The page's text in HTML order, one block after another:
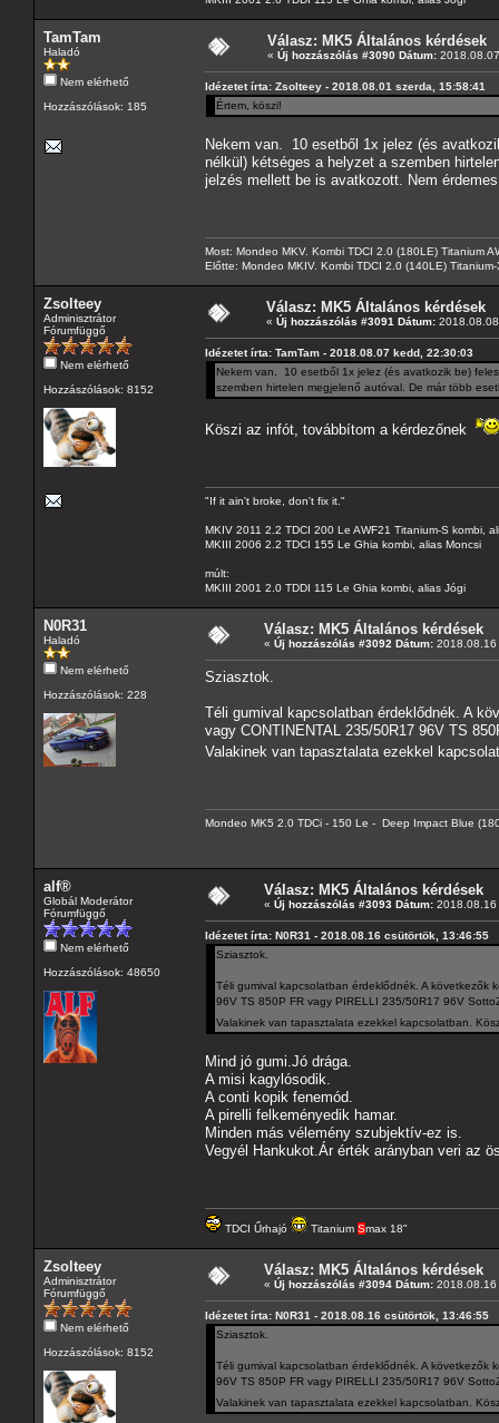
TamTam
Haladó
Nem elérhető
Hozzászólások: 185
Válasz: MK5 Általános kérdések
« Új hozzászólás #3090 Dátum:
Idézetet írta: Zsolteey - 2018.08.01 szerda, 15:58:41
Értem, köszi!
Nekem van. 10 esetből 1x jelez (és
nélkül) kétséges a helyzet a szemben
jelzés mellett be is avatkozott. Nem
Most: Mondeo MKV. Kombi TDCI 2.0 (180LE) Titanium
Előtte: Mondeo MKIV. Kombi TDCI 2.0 (140LE)
Zsolteey
Adminisztrátor
Fórumfüggő
Nem elérhető
Hozzászólások: 8152
Válasz: MK5 Általános kérdések
« Új hozzászólás #3091 Dátum:
Idézetet írta: TamTam - 2018.08.07 kedd, 22:30:03
Nekem van. 10 esetből 1x jelez (és avatkozik be)
szemben hirtelen megjelenő autóval. De már több
Köszi az infót, továbbítom a kérdezőnek
"If it ain't broke, don't fix it."
MKIV 2011 2.2 TDCI 200 Le AWF21 Titanium-S kombi,
MKIII 2006 2.2 TDCI 155 Le Ghia kombi, alias Moncsi
múlt:
MKIII 2001 2.0 TDDI 115 Le Ghia kombi, alias Jógi
N0R31
Haladó
Nem elérhető
Hozzászólások: 228
Válasz: MK5 Általános kérdések
« Új hozzászólás #3092 Dátum: 2018.08.16
Sziasztok.
Téli gumival kapcsolatban érdeklődnék. A
vagy CONTINENTAL 235/50R17 96V TS
Valakinek van tapasztalata ezekkel
Mondeo MK5 2.0 TDCi - 150 Le - Deep Impact Blue
alf®
Globál Moderátor
Fórumfüggő
Nem elérhető
Hozzászólások: 48650
Válasz: MK5 Általános kérdések
« Új hozzászólás #3093 Dátum: 2018.08.16
Idézetet írta: N0R31 - 2018.08.16 csütörtök, 13:46:55
Sziasztok.
Téli gumival kapcsolatban érdeklődnék. A következők
96V TS 850P FR vagy PIRELLI 235/50R17 96V
Valakinek van tapasztalata ezekkel kapcsolatban.
Mind jó gumi.Jó drága.
A misi kagylósodik.
A conti kopik fenemód.
A pirelli felkeményedik hamar.
Minden más vélemény szubjektív-ez is.
Vegyél Hankukot.Ár érték arányban veri az
TDCI Űrhajó Titanium Smax 18"
Zsolteey
Adminisztrátor
Fórumfüggő
Nem elérhető
Hozzászólások: 8152
Válasz: MK5 Általános kérdések
« Új hozzászólás #3094 Dátum: 2018.08.16
Idézetet írta: N0R31 - 2018.08.16 csütörtök, 13:46:55
Sziasztok.
Téli gumival kapcsolatban érdeklődnék. A következők
96V TS 850P FR vagy PIRELLI 235/50R17 96V
Valakinek van tapasztalata ezekkel kapcsolatban.